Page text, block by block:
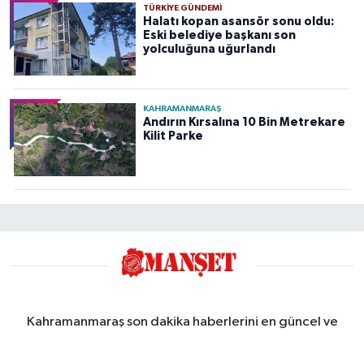
TÜRKIYE GÜNDEMI
Halatı kopan asansör sonu oldu:
Eski belediye başkanı son
yolculuğuna uğurlandı
KAHRAMANMARAŞ
Andırın Kırsalına 10 Bin Metrekare
Kilit Parke
Kahramanmaraş son dakika haberlerini en güncel ve